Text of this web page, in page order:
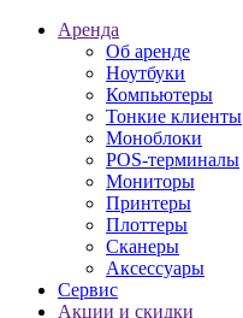
Аренда
Об аренде
Ноутбуки
Компьютеры
Тонкие клиенты
Моноблоки
POS-терминалы
Мониторы
Принтеры
Плоттеры
Сканеры
Аксессуары
Сервис
Акции и скидки